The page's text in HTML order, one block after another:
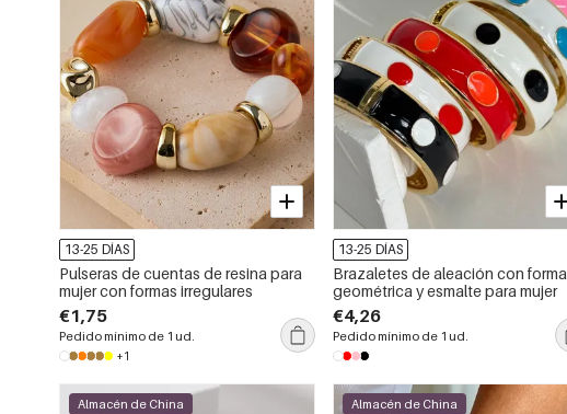
13-25 DÍAS
Pulseras de cuentas de resina para
mujer con formas irregulares
€1,75
Pedido mínimo de 1 ud.
+1
13-25 DÍAS
Brazaletes de aleación con forma
geométrica y esmalte para mujer
€4,26
Pedido mínimo de 1 ud.
Almacén de China Almacén de China